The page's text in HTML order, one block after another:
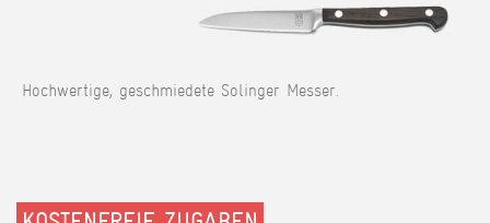
Hochwertige, geschmiedete Solinger Messer.